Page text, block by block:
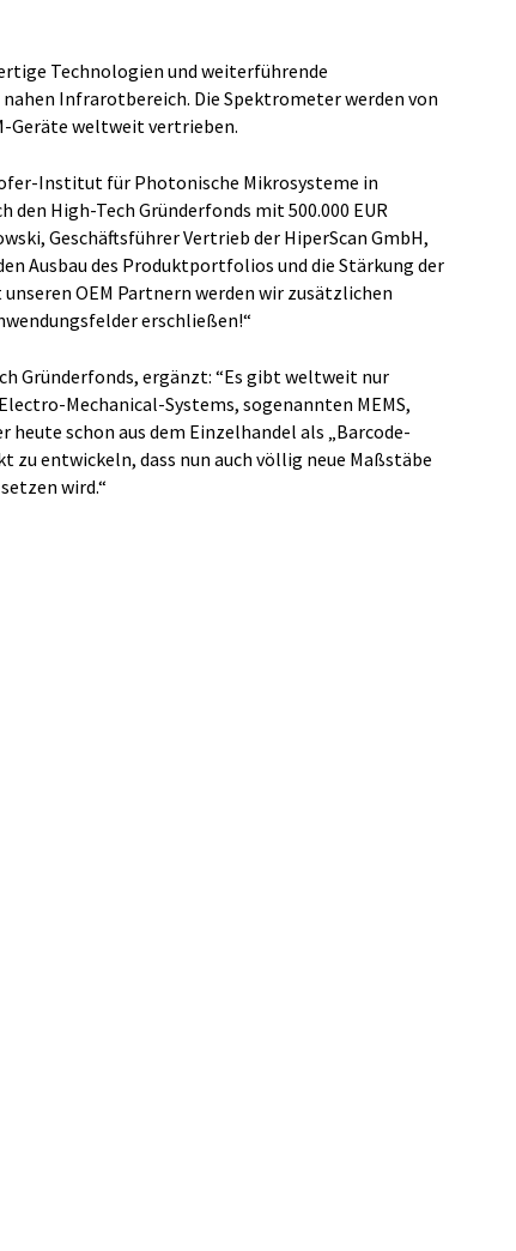
Technologien und weiterführende
Infrarotbereich. Die Spektrometer werden von
Geräte weltweit vertrieben.
Institut für Photonische Mikrosysteme in
High-Tech Gründerfonds mit 500.000 EUR
Geschäftsführer Vertrieb der HiperScan GmbH,
Ausbau des Produktportfolios und die Stärkung der
OEM Partnern werden wir zusätzlichen
erschließen!“
Gründerfonds, ergänzt: “Es gibt weltweit nur
Mechanical-Systems, sogenannten MEMS,
heute schon aus dem Einzelhandel als „Barcode-
zu entwickeln, dass nun auch völlig neue Maßstäbe
wird.“